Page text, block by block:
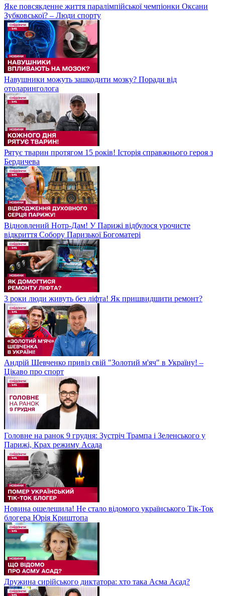
Яке повсякденне життя паралімпійської чемпіонки Оксани
Зубковської? – Люди спорту
Навушники можуть зашкодити мозку? Поради від
отоларинголога
Рятує тварин протягом 15 років! Історія справжнього героя з
Бердичева
Відновлений Нотр-Дам! У Парижі відбулося урочисте
відкриття Собору Паризької Богоматері
3 роки люди живуть без ліфта! Як пришвидшити ремонт?
Андрій Шевченко привіз свій "Золотий м'яч" в Україну! –
Цікаво про спорт
Головне на ранок 9 грудня: Зустріч Трампа і Зеленського у
Парижі, Крах режиму Асада
Новина ошелешила! Не стало відомого українського Тік-Ток
блогера Юрія Криштопа
Дружина сирійського диктатора: хто така Асма Асад?